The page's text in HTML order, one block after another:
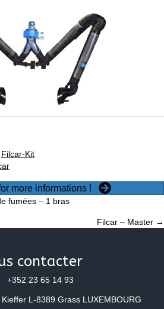
Filcar-Kit
more informations !
fumées – 1 bras
Filcar – Master →
contacter
+352 23 65 14 93
L-8389 Grass LUXEMBOURG